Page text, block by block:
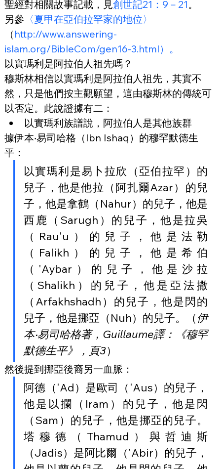
聖經對相關故事記載，見創世記21：9－21。
另參 〈夏甲在亞伯拉罕家的地位〉
（ http://www.answering-
islam.org/BibleCom/gen16-3.html）。
以實瑪利是阿拉伯人祖先嗎？
穆斯林相信以實瑪利是阿拉伯人祖先，其實不
然，只是他們按主觀願望，這由穆斯林的傳統可
以否定。此說證據有二：
以實瑪利族譜說，阿拉伯人是其他族群
據伊本‧易司哈格（Ibn Ishaq）的穆罕默德生
平：
以實瑪利是易卜拉欣（亞伯拉罕）的
兒子，他是他拉（阿扎爾Azar）的兒
子，他是拿鶴（Nahur）的兒子，他是
西鹿（Sarugh）的兒子，他是拉吳
（Rau'u）的兒子，他是法勒
（Falikh）的兒子，他是希伯
（'Aybar）的兒子，他是沙拉
（Shalikh）的兒子，他是亞法撒
（Arfakhshadh）的兒子，他是閃的
兒子，他是挪亞（Nuh）的兒子。（伊
本‧易司哈格著，Guillaume譯：《穆罕
默德生平》，頁3）
然後提到挪亞後裔另一血脈：
阿德（'Ad）是歐司（'Aus）的兒子，
他是以攔（Iram）的兒子，他是閃
（Sam）的兒子，他是挪亞的兒子。
塔穆德（Thamud）與哲迪斯
（Jadis）是阿比爾（'Abir）的兒子，